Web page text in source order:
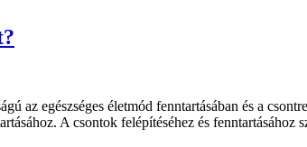
az egészséges életmód fenntartásában és a
A csontok felépítéséhez és